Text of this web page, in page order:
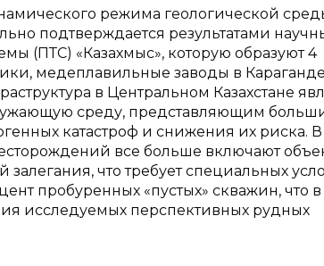
режима геологической
подтверждается результатами
(ПТС) «Казахмыс», которую образуют 4
медеплавильные заводы в
в Центральном Казахстане
среду, представляющим
катастроф и снижения их риска. В
все больше включают
что требует специальных
пробуренных «пустых» скважин, что в
исследуемых перспективных рудных